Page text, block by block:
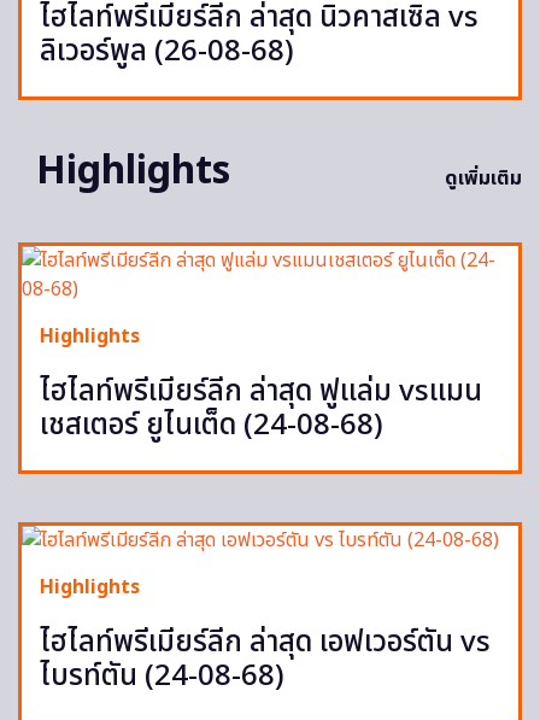
ไฮไลท์พรีเมียร์ลีก ล่าสุด นิวคาสเซิล vs
ลิเวอร์พูล (26-08-68)
Highlights ดูเพิ่มเติม
Highlights
ไฮไลท์พรีเมียร์ลีก ล่าสุด ฟูแล่ม vsแมน
เชสเตอร์ ยูไนเต็ด (24-08-68)
Highlights
ไฮไลท์พรีเมียร์ลีก ล่าสุด เอฟเวอร์ตัน vs
ไบรท์ตัน (24-08-68)